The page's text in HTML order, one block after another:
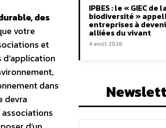
des
votre
et
d’application
dans
devra
IPBES : le « GIEC de
biodiversité »
entreprises à
alliées du vivant
4 août 2026